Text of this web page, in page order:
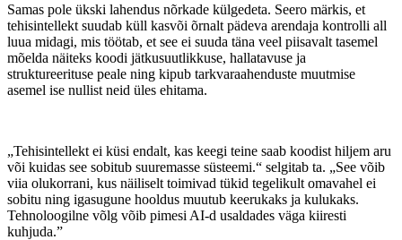
Samas pole ükski lahendus nõrkade külgedeta. Seero märkis, et
tehisintellekt suudab küll kasvõi õrnalt pädeva arendaja kontrolli all
luua midagi, mis töötab, et see ei suuda täna veel piisavalt tasemel
mõelda näiteks koodi jätkusuutlikkuse, hallatavuse ja
struktureerituse peale ning kipub tarkvaraahenduste muutmise
asemel ise nullist neid üles ehitama.
„Tehisintellekt ei küsi endalt, kas keegi teine saab koodist hiljem aru
või kuidas see sobitub suuremasse süsteemi.“ selgitab ta. „See võib
viia olukorrani, kus näiliselt toimivad tükid tegelikult omavahel ei
sobitu ning igasugune hooldus muutub keerukaks ja kulukaks.
Tehnoloogilne võlg võib pimesi AI-d usaldades väga kiiresti
kuhjuda.”